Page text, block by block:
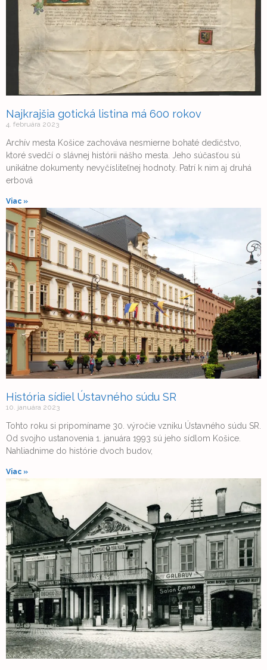
Najkrajšia gotická listina má 600 rokov
4. februára 2023
Archív mesta Košice zachováva nesmierne bohaté dedičstvo,
ktoré svedčí o slávnej histórii nášho mesta. Jeho súčasťou sú
unikátne dokumenty nevyčísliteľnej hodnoty. Patrí k nim aj druhá
erbová
Viac »
História sídiel Ústavného súdu SR
10. januára 2023
Tohto roku si pripomíname 30. výročie vzniku Ústavného súdu SR.
Od svojho ustanovenia 1. januára 1993 sú jeho sídlom Košice.
Nahliadnime do histórie dvoch budov,
Viac »